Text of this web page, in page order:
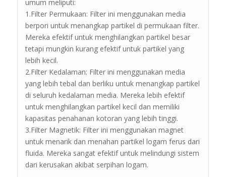
umum meliputi:
1.Filter Permukaan: Filter ini menggunakan media
berpori untuk menangkap partikel di permukaan filter.
Mereka efektif untuk menghilangkan partikel besar
tetapi mungkin kurang efektif untuk partikel yang
lebih kecil.
2.Filter Kedalaman: Filter ini menggunakan media
yang lebih tebal dan berliku untuk menangkap partikel
di seluruh kedalaman media. Mereka lebih efektif
untuk menghilangkan partikel kecil dan memiliki
kapasitas penahanan kotoran yang lebih tinggi.
3.Filter Magnetik: Filter ini menggunakan magnet
untuk menarik dan menahan partikel logam ferus dari
fluida. Mereka sangat efektif untuk melindungi sistem
dari kerusakan akibat serpihan logam.